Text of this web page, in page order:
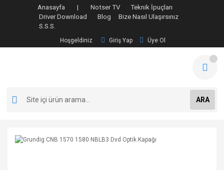
Anasayfa | Notser TV
Teknik İpuçları
Driver Download
Blog
Bize Nasıl Ulaşırsınız
S.S.S.
Hoşgeldiniz Giriş Yap Üye Ol
ARA